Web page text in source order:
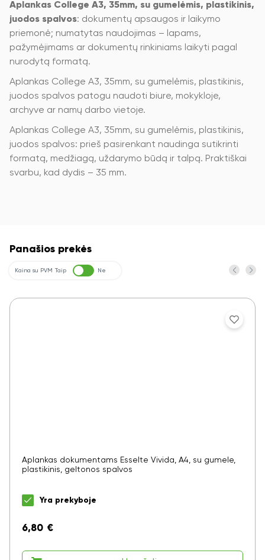
Aplankas College A3, 35mm, su gumelėmis, plastikinis,
juodos spalvos: dokumentų apsaugos ir laikymo
priemonė; numatytas naudojimas – lapams,
pažymėjimams ar dokumentų rinkiniams laikyti pagal
nurodytą formatą.
Aplankas College A3, 35mm, su gumelėmis, plastikinis,
juodos spalvos patogu naudoti biure, mokykloje,
archyve ar namų darbo vietoje.
Aplankas College A3, 35mm, su gumelėmis, plastikinis,
juodos spalvos: prieš pasirenkant naudinga sutikrinti
formatą, medžiagą, uždarymo būdą ir talpą. Praktiškai
svarbu, kad dydis – 35 mm.
Panašios prekės
Kaina su PVM Taip Ne
Aplankas dokumentams Esselte Vivida, A4, su gumele,
plastikinis, geltonos spalvos
Yra prekyboje
6,80 €